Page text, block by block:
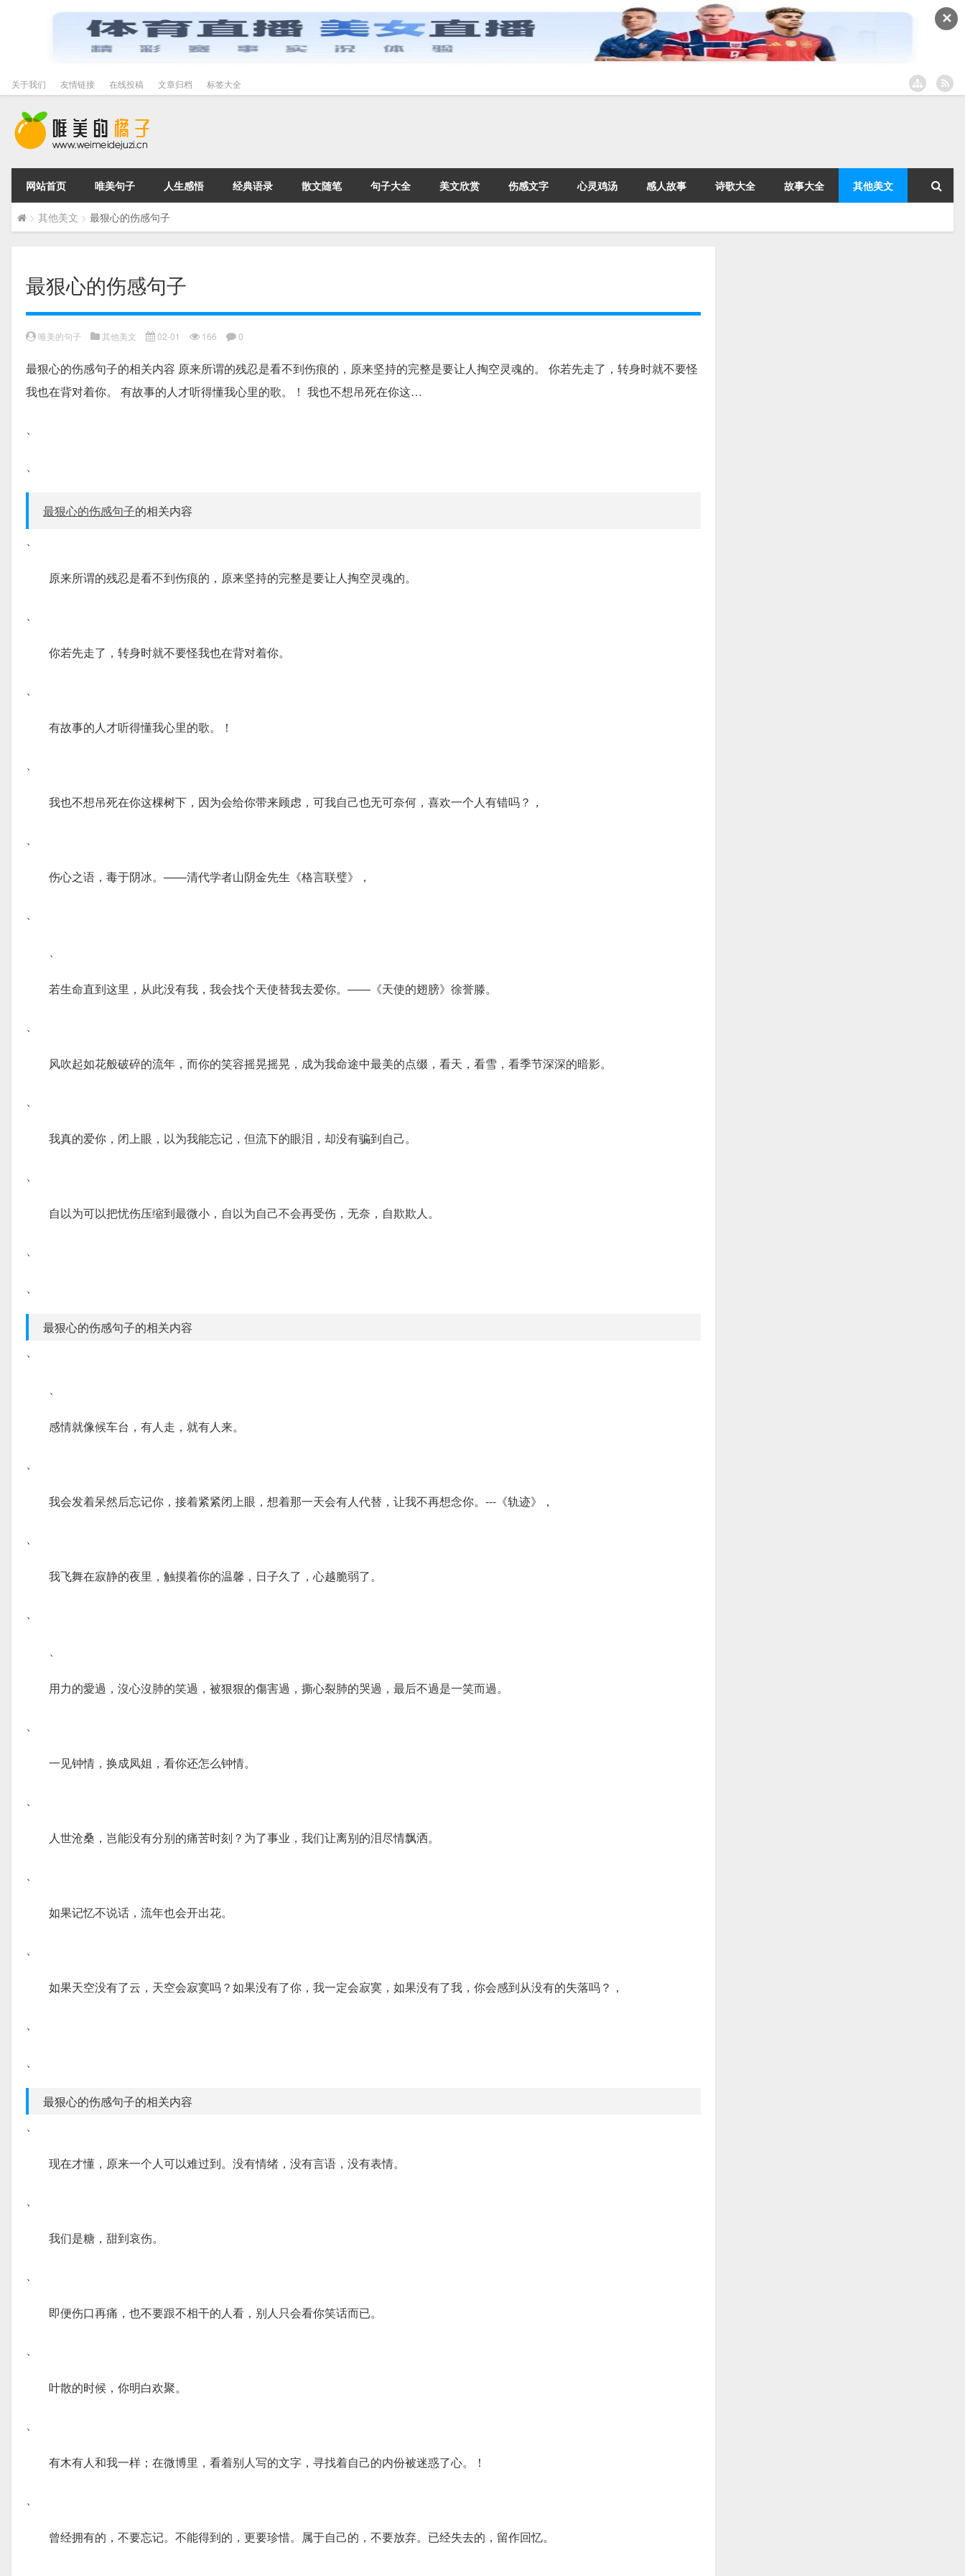
✕
关于我们 友情链接 在线投稿 文章归档 标签大全
网站首页 唯美句子 人生感悟 经典语录 散文随笔 句子大全 美文欣赏 伤感文字 心灵鸡汤 感人故事 诗歌大全 故事大全 其他美文
> 其他美文 > 最狠心的伤感句子
最狠心的伤感句子
唯美的句子 其他美文 02-01 166 0
最狠心的伤感句子的相关内容 原来所谓的残忍是看不到伤痕的，原来坚持的完整是要让人掏空灵魂的。 你若先走了，转身时就不要怪
我也在背对着你。 有故事的人才听得懂我心里的歌。！ 我也不想吊死在你这…
、
、
最狠心的伤感句子的相关内容
、
原来所谓的残忍是看不到伤痕的，原来坚持的完整是要让人掏空灵魂的。
、
你若先走了，转身时就不要怪我也在背对着你。
、
有故事的人才听得懂我心里的歌。！
、
我也不想吊死在你这棵树下，因为会给你带来顾虑，可我自己也无可奈何，喜欢一个人有错吗？，
、
伤心之语，毒于阴冰。——清代学者山阴金先生《格言联璧》，
、
、
若生命直到这里，从此没有我，我会找个天使替我去爱你。――《天使的翅膀》徐誉滕。
、
风吹起如花般破碎的流年，而你的笑容摇晃摇晃，成为我命途中最美的点缀，看天，看雪，看季节深深的暗影。
、
我真的爱你，闭上眼，以为我能忘记，但流下的眼泪，却没有骗到自己。
、
自以为可以把忧伤压缩到最微小，自以为自己不会再受伤，无奈，自欺欺人。
、
、
最狠心的伤感句子的相关内容
、
、
感情就像候车台，有人走，就有人来。
、
我会发着呆然后忘记你，接着紧紧闭上眼，想着那一天会有人代替，让我不再想念你。---《轨迹》，
、
我飞舞在寂静的夜里，触摸着你的温馨，日子久了，心越脆弱了。
、
、
用力的愛過，沒心沒肺的笑過，被狠狠的傷害過，撕心裂肺的哭過，最后不過是一笑而過。
、
一见钟情，换成凤姐，看你还怎么钟情。
、
人世沧桑，岂能没有分别的痛苦时刻？为了事业，我们让离别的泪尽情飘洒。
、
如果记忆不说话，流年也会开出花。
、
如果天空没有了云，天空会寂寞吗？如果没有了你，我一定会寂寞，如果没有了我，你会感到从没有的失落吗？，
、
、
最狠心的伤感句子的相关内容
、
现在才懂，原来一个人可以难过到。没有情绪，没有言语，没有表情。
、
我们是糖，甜到哀伤。
、
即便伤口再痛，也不要跟不相干的人看，别人只会看你笑话而已。
、
叶散的时候，你明白欢聚。
、
有木有人和我一样；在微博里，看着别人写的文字，寻找着自己的内份被迷惑了心。！
、
曾经拥有的，不要忘记。不能得到的，更要珍惜。属于自己的，不要放弃。已经失去的，留作回忆。